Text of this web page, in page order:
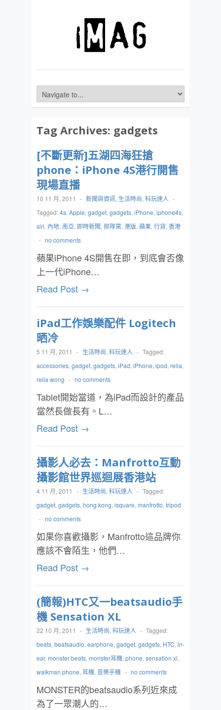
Tag Archives: gadgets
[不斷更新]五湖四海狂搶
phone：iPhone 4S港行開售
現場直播
10 11 月, 2011 - 新聞與資訊, 生活時尚, 科玩達人 -
Tagged:4s, Apple, gadget, gadgets, iPhone, iphone4s,
siri, 內地, 南亞, 即時新聞, 排隊黨, 港版, 蘋果, 行貨, 香港
- no comments
蘋果iPhone 4S開售在即，到底會否像
上一代iPhone…
Read Post →
iPad工作娛樂配件 Logitech
晒冷
5 11 月, 2011 - 生活時尚, 科玩達人 - Tagged:
accessories, gadget, gadgets, iPad, iPhone, ipod, reila,
reila wong - no comments
Tablet開始當道，為iPad而設計的產品
當然長做長有。L…
Read Post →
攝影人必去：Manfrotto互動
攝影館世界巡迴展香港站
4 11 月, 2011 - 生活時尚, 科玩達人 - Tagged:
gadget, gadgets, hong kong, isquare, manfrotto, tripod
- no comments
如果你喜歡攝影，Manfrotto這品牌你
應該不會陌生，他們…
Read Post →
(簡報)HTC又一beatsaudio手
機 Sensation XL
22 10 月, 2011 - 生活時尚, 科玩達人 - Tagged:
beats, beatsaudio, earphone, gadget, gadgets, HTC, in-
ear, monster beats, monster耳機, phone, sensation xl,
walkman phone, 耳機, 音樂手機 - no comments
MONSTER的beatsaudio系列近來成
為了一眾潮人的…